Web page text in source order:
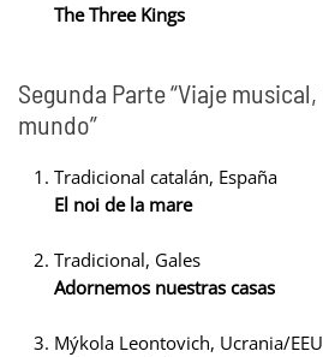
The Three Kings
Segunda Parte “Viaje
mundo”
Tradicional catalán, España
El noi de la mare
Tradicional, Gales
Adornemos nuestras casas
Mýkola Leontovich, Ucrania/